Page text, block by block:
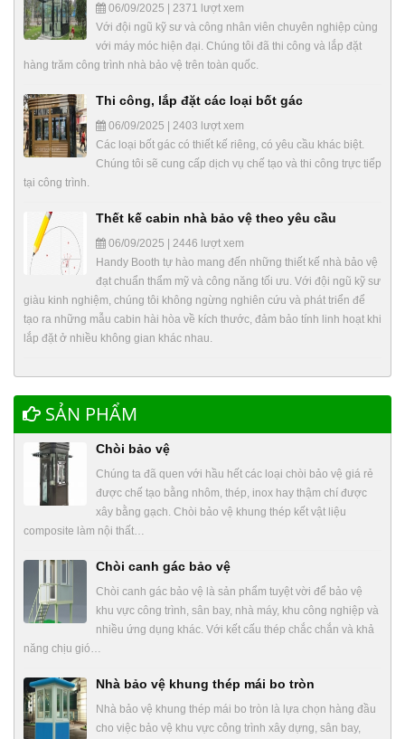
06/09/2025 | 2371 lượt xem
Với đội ngũ kỹ sư và công nhân viên chuyên nghiệp cùng
với máy móc hiện đại. Chúng tôi đã thi công và lắp đặt
hàng trăm công trình nhà bảo vệ trên toàn quốc.
Thi công, lắp đặt các loại bốt gác
06/09/2025 | 2403 lượt xem
Các loại bốt gác có thiết kế riêng, có yêu cầu khác biệt.
Chúng tôi sẽ cung cấp dịch vụ chế tạo và thi công trực tiếp
tại công trình.
Thết kế cabin nhà bảo vệ theo yêu cầu
06/09/2025 | 2446 lượt xem
Handy Booth tự hào mang đến những thiết kế nhà bảo vệ
đạt chuẩn thẩm mỹ và công năng tối ưu. Với đội ngũ kỹ sư
giàu kinh nghiệm, chúng tôi không ngừng nghiên cứu và phát triển để
tạo ra những mẫu cabin hài hòa về kích thước, đảm bảo tính linh hoạt khi
lắp đặt ở nhiều không gian khác nhau.
SẢN PHẨM
Chòi bảo vệ
Chúng ta đã quen với hầu hết các loại chòi bảo vệ giá rẻ
được chế tạo bằng nhôm, thép, inox hay thậm chí được
xây bằng gạch. Chòi bảo vệ khung thép kết vật liệu
composite làm nội thất…
Chòi canh gác bảo vệ
Chòi canh gác bảo vệ là sản phẩm tuyệt vời để bảo vệ
khu vực công trình, sân bay, nhà máy, khu công nghiệp và
nhiều ứng dụng khác. Với kết cấu thép chắc chắn và khả
năng chịu gió…
Nhà bảo vệ khung thép mái bo tròn
Nhà bảo vệ khung thép mái bo tròn là lựa chọn hàng đầu
cho việc bảo vệ khu vực công trình xây dựng, sân bay,